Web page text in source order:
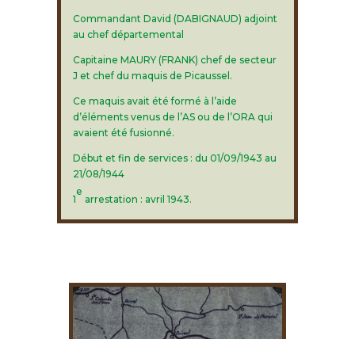
Commandant David (DABIGNAUD) adjoint
au chef départemental
Capitaine MAURY (FRANK) chef de secteur
J et chef du maquis de Picaussel.
Ce maquis avait été formé à l’aide
d’éléments venus de l’AS ou de l’ORA qui
avaient été fusionné.
Début et fin de services : du 01/09/1943 au
21/08/1944
1
e
arrestation : avril 1943.